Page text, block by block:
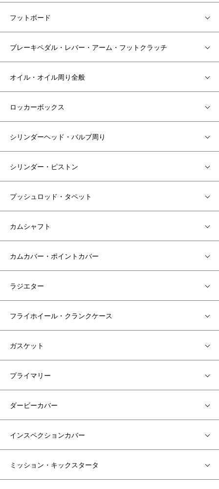
フットボード
ブレーキペダル・レバー・アーム・フットクラッチ
オイル・オイル周り全般
ロッカーボックス
シリンダーヘッド・バルブ周り
シリンダー・ピストン
プッシュロッド・タペット
カムシャフト
カムカバー・ポイントカバー
ラジエター
フライホイール・クランクケース
ガスケット
プライマリー
ダービーカバー
インスペクションカバー
ミッション・キックスタータ